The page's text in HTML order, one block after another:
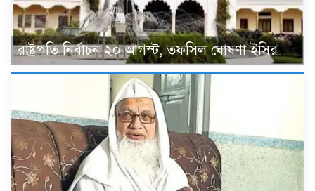
রাষ্ট্রপতি নির্বাচন ২০ আগস্ট, তফসিল ঘোষণা ইসির